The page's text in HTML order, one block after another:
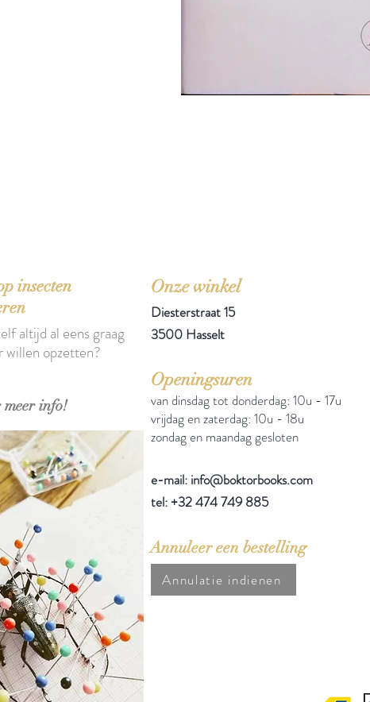
insecten
info!
altijd al eens graag
willen opzetten?
Onze winkel
Diesterstraat 15
3500 Hasselt
Openingsuren
van dinsdag tot donderdag: 10u - 17u
vrijdag en zaterdag: 10u - 18u
zondag en maandag gesloten
e-mail: info@boktorbooks.com
tel: +32 474 749 885
Annuleer een bestelling
Annulatie indienen